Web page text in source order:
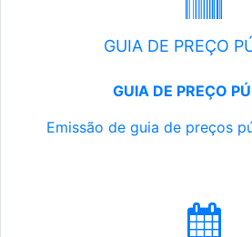
GUIA DE PREÇO
GUIA DE PREÇO
Emissão de guia de preços